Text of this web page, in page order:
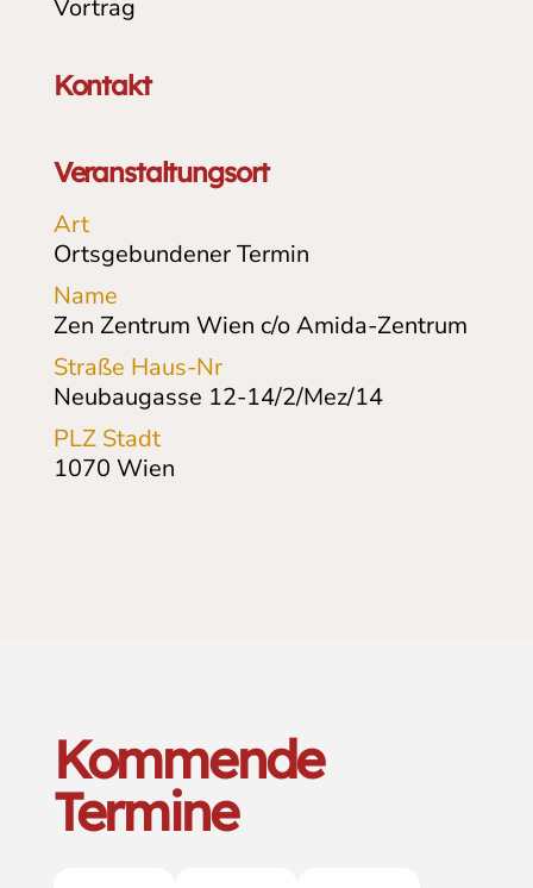
Vortrag
Kontakt
Veranstaltungsort
Art
Ortsgebundener Termin
Name
Zen Zentrum Wien c/o Amida-Zentrum
Straße Haus-Nr
Neubaugasse 12-14/2/Mez/14
PLZ Stadt
1070 Wien
Kommende
Termine